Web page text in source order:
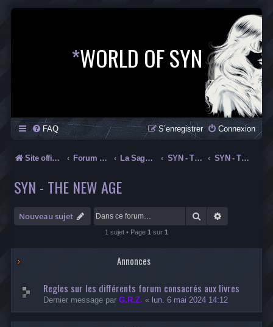
*WORLD OF SYN
FAQ Connexion
S’enregistrer
Site officiel Forum officiel de la Saga SYN La Saga SYN SYN - The New Age SYN - The New Age
SYN - THE NEW AGE
Nouveau sujet Rechercher
1 sujet • Page 1 sur 1
Annonces
Regles sur les différents forum consacrés aux livres
Dernier message par G.R.Z. « lun. 6 mai 2024 14:12